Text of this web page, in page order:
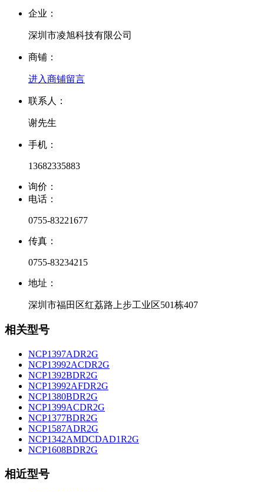
企业：
深圳市凌旭科技有限公司
商铺：
进入商铺留言
联系人：
谢先生
手机：
13682335883
询价：
电话：
0755-83221677
传真：
0755-83234215
地址：
深圳市福田区红荔路上步工业区501栋407
相关型号
NCP1397ADR2G
NCP13992ACDR2G
NCP1392BDR2G
NCP13992AFDR2G
NCP1380BDR2G
NCP1399ACDR2G
NCP1377BDR2G
NCP1587ADR2G
NCP1342AMDCDAD1R2G
NCP1608BDR2G
相近型号